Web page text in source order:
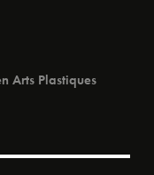
Arts Plastiques